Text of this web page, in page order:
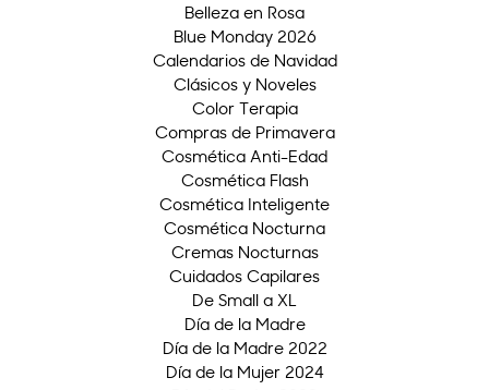
Belleza en Rosa
Blue Monday 2026
Calendarios de Navidad
Clásicos y Noveles
Color Terapia
Compras de Primavera
Cosmética Anti-Edad
Cosmética Flash
Cosmética Inteligente
Cosmética Nocturna
Cremas Nocturnas
Cuidados Capilares
De Small a XL
Día de la Madre
Día de la Madre 2022
Día de la Mujer 2024